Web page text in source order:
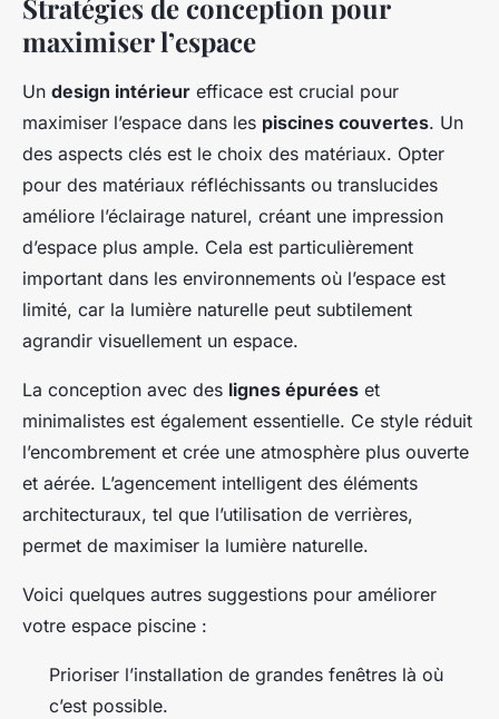
Stratégies de conception pour
maximiser l’espace
Un design intérieur efficace est crucial pour
maximiser l’espace dans les piscines couvertes. Un
des aspects clés est le choix des matériaux. Opter
pour des matériaux réfléchissants ou translucides
améliore l’éclairage naturel, créant une impression
d’espace plus ample. Cela est particulièrement
important dans les environnements où l’espace est
limité, car la lumière naturelle peut subtilement
agrandir visuellement un espace.
La conception avec des lignes épurées et
minimalistes est également essentielle. Ce style réduit
l’encombrement et crée une atmosphère plus ouverte
et aérée. L’agencement intelligent des éléments
architecturaux, tel que l’utilisation de verrières,
permet de maximiser la lumière naturelle.
Voici quelques autres suggestions pour améliorer
votre espace piscine :
Prioriser l’installation de grandes fenêtres là où
c’est possible.